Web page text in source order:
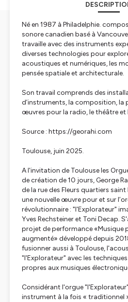
Né en 1987 à Philadelphie.
sonore canadien basé à
travaille avec des instruments
diverses technologies pour
acoustiques et numériques, les
pensée spatiale et architecturale.
Son travail comprends des
d’instruments, la composition, la
œuvres pour la radio, le théâtre et
Source : https://georahi.com
Toulouse, juin 2025.
A l'invitation de Toulouse les
de création de 10 jours, George
de la rue des Fleurs quartiers
une nouvelle œuvre pour et sur
révolutionnaire : "l'Explorateur"
Yves Rechsteiner et Toni Decap.
projet de performance «Musique
augmenté» développé depuis
fusionner aussi à Toulouse,
"l'Explorateur" avec les
propres aux musiques
Considérant l'orgue
instrument à la fois « traditionnel